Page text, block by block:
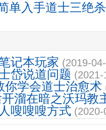
单入手道士三绝杀
记本玩家 (2019-
岱说道问题
你学会道士治愈术
溜在暗之沃玛教
嗖嗖嗖方式